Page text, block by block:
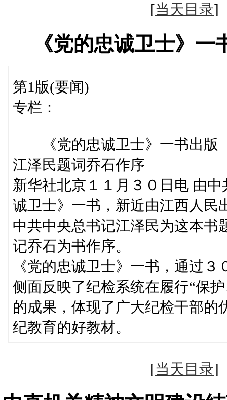
[当天目录
《党的忠诚卫士》
第1版(要闻)
专栏：
《党的忠诚卫士》一书出版
江泽民题词乔石作序
新华社北京１１月３０日电 由
诚卫士》一书，新近由江西人民
中共中央总书记江泽民为这本书
记乔石为书作序。
《党的忠诚卫士》一书，通过
侧面反映了纪检系统在履行“保
的成果，体现了广大纪检干部的
纪教育的好教材。
[当天目录